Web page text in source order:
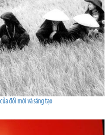
đổi mới và sáng tạo